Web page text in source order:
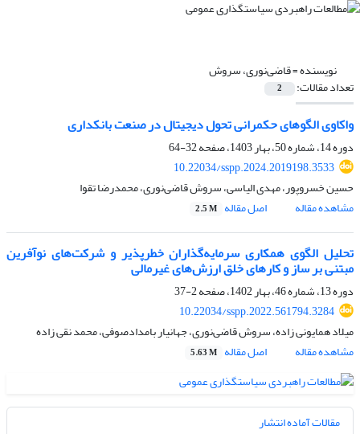
نویسنده =قاضی‌نوری، سروش
تعداد مقالات: 2
واکاوی الگوهای حکمرانی تحول دیجیتال در صنعت بانکداری
دوره 14، شماره 50، بهار 1403، صفحه
32-64
10.22034/sspp.2024.2019198.3533
حسین خسروپور، مهدی الیاسی، سروش قاضی‌نوری، محمدرضا تقوا
مشاهده مقاله
اصل مقاله 2.5 M
تحلیل الگوی همکاری سرمایه‌گذاران خطرپذیر و شرکت‌های نوآفرین
مبتنی بر ساز و کارهای خلق ارزش‌های غیرمالی
دوره 13، شماره 46، بهار 1402، صفحه
2-37
10.22034/sspp.2022.561794.3284
میلاد همایونی زاده، سروش قاضی‌نوری، جهانیار بامدادصوفی، محمد نقی زاده
مشاهده مقاله
اصل مقاله 5.63 M
مقالات آماده انتشار